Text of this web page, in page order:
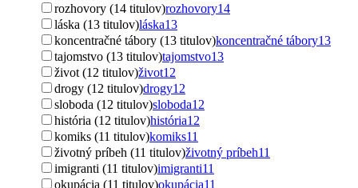
rozhovory (14 titulov)rozhovory14
láska (13 titulov)láska13
koncentračné tábory (13 titulov)koncentračné tábory13
tajomstvo (13 titulov)tajomstvo13
život (12 titulov)život12
drogy (12 titulov)drogy12
sloboda (12 titulov)sloboda12
história (12 titulov)história12
komiks (11 titulov)komiks11
životný príbeh (11 titulov)životný príbeh11
imigranti (11 titulov)imigranti11
okupácia (11 titulov)okupácia11